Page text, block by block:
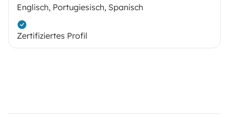
Englisch, Portugiesisch, Spanisch
Zertifiziertes Profil